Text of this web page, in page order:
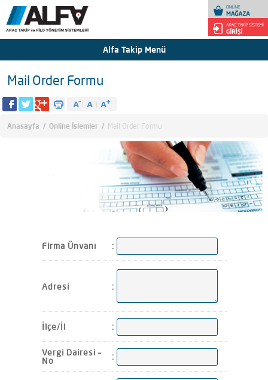
Alfa Takip Menü
Mail Order Formu
Anasayfa / Online İslemler / Mail Order Formu
Firma Ünvanı :
Adresi :
İlçe/İl :
Vergi Dairesi –
No :